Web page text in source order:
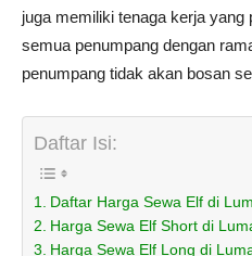
juga memiliki tenaga kerja
semua penumpang dengan
penumpang tidak akan bosan
Daftar Isi:
Daftar Harga Sewa Elf di
Harga Sewa Elf Short di
Harga Sewa Elf Long di